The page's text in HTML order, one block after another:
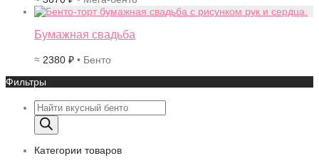
Бумажная свадьба
≈ 2380 ₽ • Бенто
Фильтры
Поиск
товаров
Категории товаров